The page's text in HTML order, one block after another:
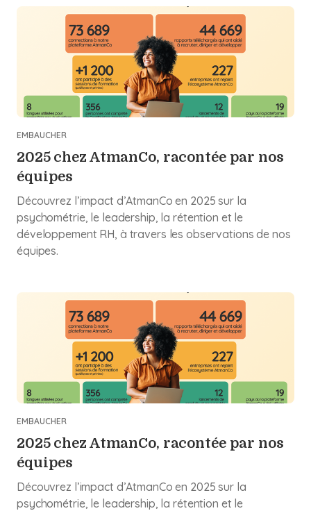
EMBAUCHER
2025 chez AtmanCo, racontée par nos
équipes
Découvrez l’impact d’AtmanCo en 2025 sur la
psychométrie, le leadership, la rétention et le
développement RH, à travers les observations de nos
équipes.
EMBAUCHER
2025 chez AtmanCo, racontée par nos
équipes
Découvrez l’impact d’AtmanCo en 2025 sur la
psychométrie, le leadership, la rétention et le